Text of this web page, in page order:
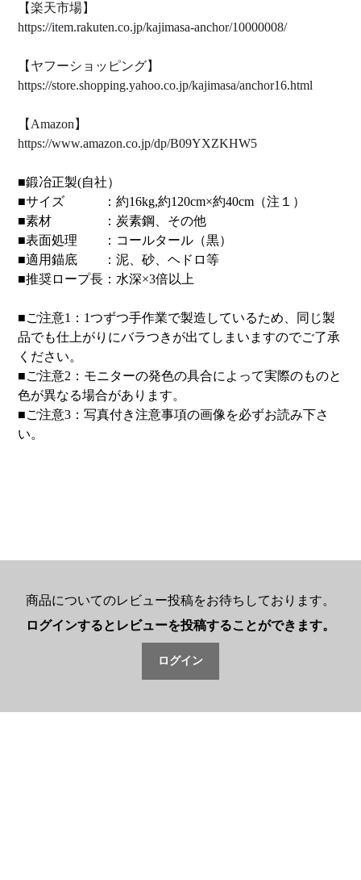
【楽天市場】
https://item.rakuten.co.jp/kajimasa-anchor/10000008/
【ヤフーショッピング】
https://store.shopping.yahoo.co.jp/kajimasa/anchor16.html
【Amazon】
https://www.amazon.co.jp/dp/B09YXZKHW5
■鍛冶正製(自社）
■サイズ ：約16kg,約120cm×約40cm（注１）
■素材 ：炭素鋼、その他
■表面処理 ：コールタール（黒）
■適用錨底 ：泥、砂、ヘドロ等
■推奨ロープ長：水深×3倍以上
■ご注意1：1つずつ手作業で製造しているため、同じ製
品でも仕上がりにバラつきが出てしまいますのでご了承
ください。
■ご注意2：モニターの発色の具合によって実際のものと
色が異なる場合があります。
■ご注意3：写真付き注意事項の画像を必ずお読み下さ
い。
商品についてのレビュー投稿をお待ちしております。
ログインするとレビューを投稿することができます。
ログイン